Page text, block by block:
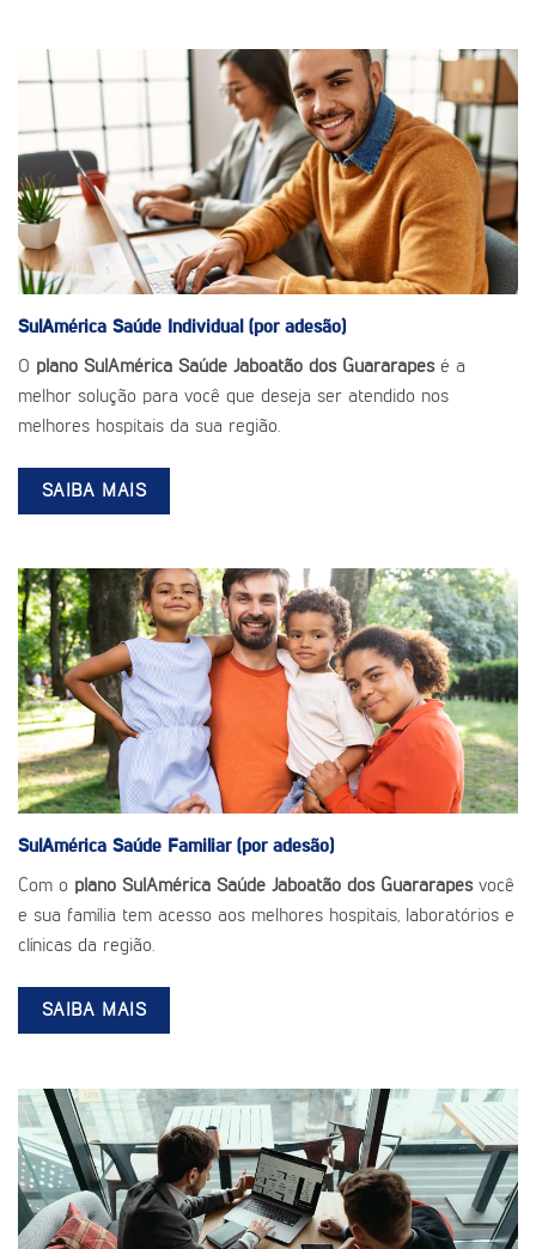
SulAmérica Saúde Individual (por adesão)
O plano SulAmérica Saúde Jaboatão dos Guararapesé a
melhor solução para você que deseja ser atendido nos
melhores hospitais da sua região.
SAIBA MAIS
SulAmérica Saúde Familiar (por adesão)
Com o plano SulAmérica Saúde Jaboatão dos Guararapes você
e sua família tem acesso aos melhores hospitais, laboratórios e
clínicas da região.
SAIBA MAIS